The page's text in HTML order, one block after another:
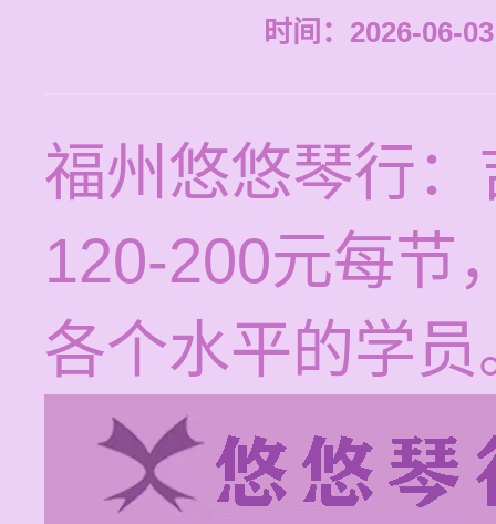
时间：2026-06-
福州悠悠琴行
120-200元每节
各个水平的学员